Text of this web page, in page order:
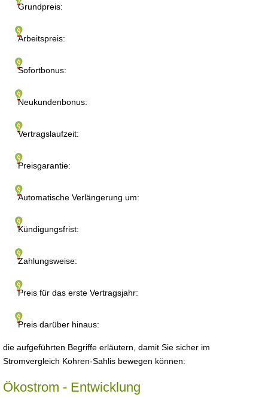
Grundpreis:
Arbeitspreis:
Sofortbonus:
Neukundenbonus:
Vertragslaufzeit:
Preisgarantie:
Automatische Verlängerung um:
Kündigungsfrist:
Zahlungsweise:
Preis für das erste Vertragsjahr:
Preis darüber hinaus:
die aufgeführten Begriffe erläutern, damit Sie sicher im
Stromvergleich Kohren-Sahlis bewegen können:
Ökostrom - Entwicklung